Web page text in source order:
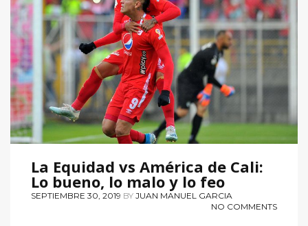
La Equidad vs América de Cali:
Lo bueno, lo malo y lo feo
SEPTIEMBRE 30, 2019 BY JUAN MANUEL GARCIA
NO COMMENTS